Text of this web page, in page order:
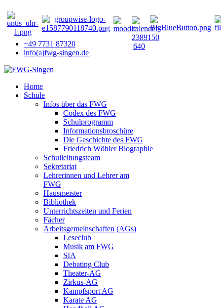
+49 7731 87320
info(a)fwg-singen.de
Home
Schule
Infos über das FWG
Codex des FWG
Schulprogramm
Informationsbroschüre
Die Geschichte des FWG
Friedrich Wöhler Biographie
Schulleitungsteam
Sekretariat
Lehrerinnen und Lehrer am
FWG
Hausmeister
Bibliothek
Unterrichtszeiten und Ferien
Fächer
Arbeitsgemeinschaften (AGs)
Leseclub
Musik am FWG
SIA
Debating Club
Theater-AG
Zirkus-AG
Kampfsport AG
Karate AG